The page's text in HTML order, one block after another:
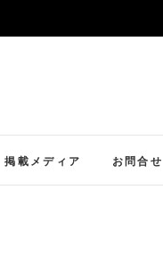
掲載メディア お問合せ